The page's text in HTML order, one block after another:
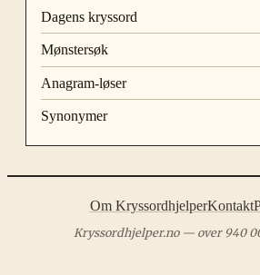
Dagens kryssord
Mønstersøk
Anagram-løser
Synonymer
Om KryssordhjelperKontakt
Kryssordhjelper.no — over 940